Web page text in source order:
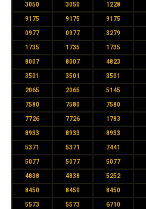
3050 3050 1228
9175 9175 9175
0977 0977 3279
1735 1735 1735
8007 8007 4823
3501 3501 3501
2065 2065 5145
7580 7580 7580
7726 7726 1783
8933 8933 8933
5371 5371 7441
5077 5077 5077
4838 4838 5252
8450 8450 8450
5573 5573 6710